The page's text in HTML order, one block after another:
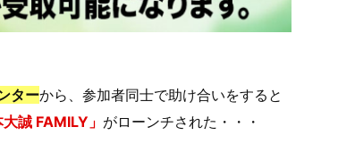
ターから、参加者同士で助け合いをすると
大誠 FAMILY」 がローンチされた・・・